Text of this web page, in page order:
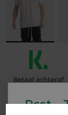
Betaal achteraf
Psst...